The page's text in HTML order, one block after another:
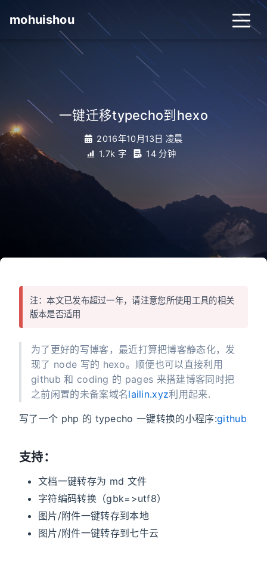
mohuishou
一键迁移typecho到hexo
2016年10月13日 凌晨
1.7k 字
14 分钟
注：本文已发布超过一年，请注意您所使用工具的相关
版本是否适用
为了更好的写博客，最近打算把博客静态化，发
现了 node 写的 hexo。顺便也可以直接利用
github 和 coding 的 pages 来搭建博客同时把
之前闲置的未备案域名lailin.xyz利用起来.
写了一个 php 的 typecho 一键转换的小程序:github
支持：
文档一键转存为 md 文件
字符编码转换（gbk=>utf8）
图片/附件一键转存到本地
图片/附件一键转存到七牛云